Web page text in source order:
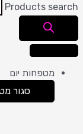
Products search
מטפחות יום
סגור